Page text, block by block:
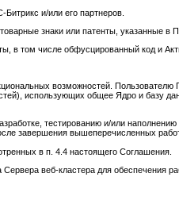
и/или его партнеров.
знаки или патенты, указанные в
в том числе обфусцированный код и
возможностей.
использующих общее Ядро и базу
тестированию и/или
завершения вышеперечисленных
в п. 4.4 настоящего Соглашения.
веб-кластера для обеспечения